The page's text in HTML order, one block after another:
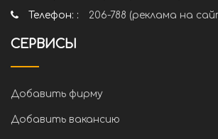
Телефон: :
206-788 (реклама на
СЕРВИСЫ
Добавить фирму
Добавить вакансию